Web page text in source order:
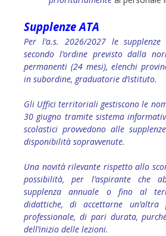
Supplenze ATA
Per l’a.s. 2026/2027 le supplenze
secondo l’ordine previsto dalla
permanenti (24 mesi), elenchi
in subordine, graduatorie d’istituto.
Gli Uffici territoriali gestiscono le
30 giugno tramite sistema
scolastici provvedono alle
disponibilità sopravvenute.
Una novità rilevante rispetto allo
possibilità, per l’aspirante che
supplenza annuale o fino al
didattiche, di accettarne
professionale, di pari durata,
dell’inizio delle lezioni.